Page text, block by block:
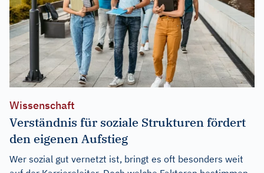
Wissenschaft
Verständnis für soziale Strukturen fördert
den eigenen Aufstieg
Wer sozial gut vernetzt ist, bringt es oft besonders weit